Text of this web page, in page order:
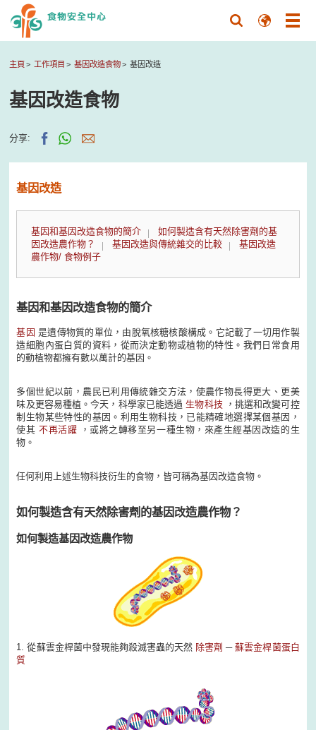
主頁 工作項目 基因改造食物 基因改造
基因改造食物
分享:
基因改造
基因和基因改造食物的簡介
如何製造含有天然除害劑的基
因改造農作物？
基因改造與傳統雜交的比較
基因改造
農作物/ 食物例子
基因和基因改造食物的簡介
基因 是遺傳物質的單位，由脫氧核糖核酸構成。它記載了一切用作製
造細胞內蛋白質的資料，從而決定動物或植物的特性。我們日常食用
的動植物都擁有數以萬計的基因。
多個世紀以前，農民已利用傳統雜交方法，使農作物長得更大、更美
味及更容易種植。今天，科學家已能透過 生物科技 ，挑選和改變可控
制生物某些特性的基因。利用生物科技，已能精確地選擇某個基因，
使其 不再活躍 ，或將之轉移至另一種生物，來產生經基因改造的生
物。
任何利用上述生物科技衍生的食物，皆可稱為基因改造食物。
如何製造含有天然除害劑的基因改造農作物？
如何製造基因改造農作物
1. 從蘇雲金桿菌中發現能夠殺滅害蟲的天然 除害劑 ─蘇雲金桿菌蛋白
質